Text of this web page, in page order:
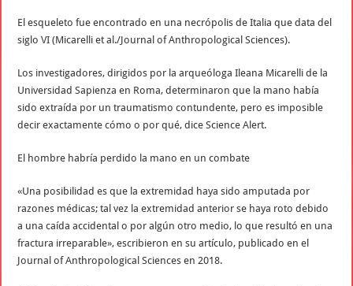
El esqueleto fue encontrado en una necrópolis de Italia que data del
siglo VI (Micarelli et al./Journal of Anthropological Sciences).
Los investigadores, dirigidos por la arqueóloga Ileana Micarelli de la
Universidad Sapienza en Roma, determinaron que la mano había
sido extraída por un traumatismo contundente, pero es imposible
decir exactamente cómo o por qué, dice Science Alert.
El hombre habría perdido la mano en un combate
«Una posibilidad es que la extremidad haya sido amputada por
razones médicas; tal vez la extremidad anterior se haya roto debido
a una caída accidental o por algún otro medio, lo que resultó en una
fractura irreparable», escribieron en su artículo, publicado en el
Journal of Anthropological Sciences en 2018.